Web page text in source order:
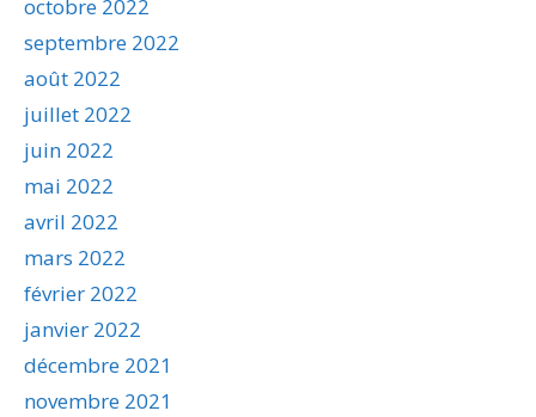
octobre 2022
septembre 2022
août 2022
juillet 2022
juin 2022
mai 2022
avril 2022
mars 2022
février 2022
janvier 2022
décembre 2021
novembre 2021